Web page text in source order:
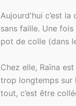
Aujourd'hui c’est la
sans faille. Une
pot de colle (dans
Chez elle, Raïna
trop longtemps sur
tout, c’est être